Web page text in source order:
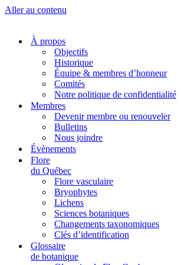
Aller au contenu
À propos
Objectifs
Historique
Équipe & membres d’honneur
Comités
Notre politique de confidentialité
Membres
Devenir membre ou renouveler
Bulletins
Nous joindre
Évènements
Flore
du Québec
Flore vasculaire
Bryophytes
Lichens
Sciences botaniques
Changements taxonomiques
Clés d’identification
Glossaire
de botanique